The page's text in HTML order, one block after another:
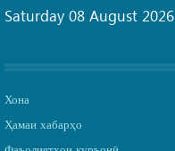
Saturday 08 August 2026
Хона
Ҳамаи хабарҳо